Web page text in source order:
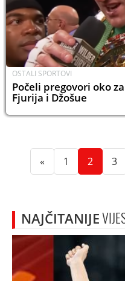
OSTALI SPORTOVI
Počeli pregovori oko
Fjurija i Džošue
« 1 (current)
2 3
NAJČITANIJE